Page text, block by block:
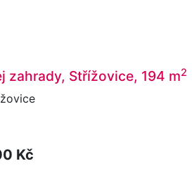
zahrady, Střížovice, 194 m2
Kč